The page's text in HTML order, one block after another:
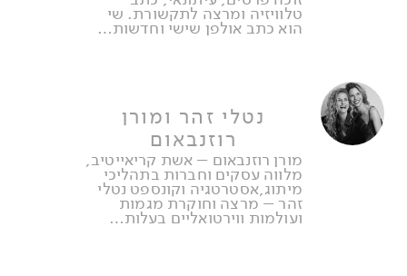
טלוויזיה ומרצה לתקשורת. שי
הוא כתב אולפן שישי וחדשות…
נטלי זהר ומורן
רוזנבאום
מורן רוזנבאום – אשת קריאייטיב,
מלווה עסקים וחברות בתהליכי
מיתוג,אסטרטגיה וקונספט נטלי
זהר – מרצה וחוקרת מגמות
ועולמות ווירטואליים בעלות…